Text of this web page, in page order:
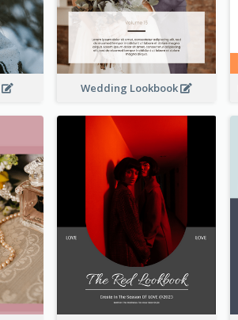
Wedding Lookbook